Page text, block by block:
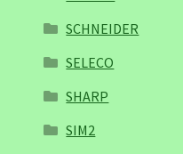
SCHNEIDER
SELECO
SHARP
SIM2